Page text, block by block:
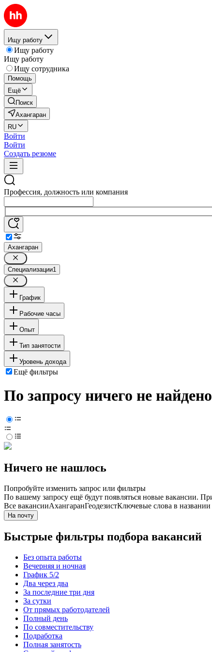
Ищу работу
Ищу работу
Ищу работу
Ищу сотрудника
Помощь
Ещё
Поиск
Ахангаран
RU
Войти
Войти
Создать резюме
Профессия, должность или компания
Ахангаран
Специализации1
График
Рабочие часы
Опыт
Тип занятости
Уровень дохода
Ещё фильтры
По запросу ничего не найдено
Ничего не нашлось
Попробуйте изменить запрос или фильтры
По вашему запросу ещё будут появляться новые вакансии.
Все вакансииАхангаранГеодезистКлючевые слова в
На почту
Быстрые фильтры подбора вакансий
Без опыта работы
Вечерняя и ночная
График 5/2
Два через два
За последние три дня
За сутки
От прямых работодателей
Полный день
По совместительству
Подработка
Полная занятость